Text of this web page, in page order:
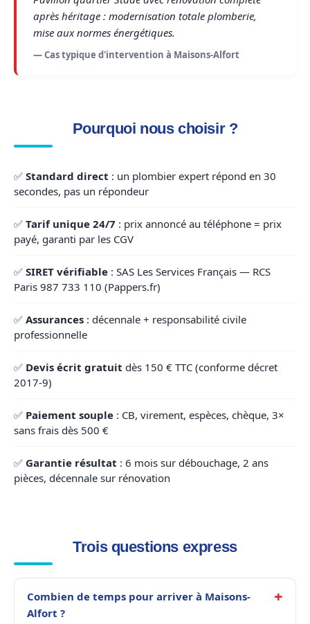
après héritage : modernisation totale plomberie,
mise aux normes énergétiques.
— Cas typique d'intervention à Maisons-Alfort
Pourquoi nous choisir ?
✅ Standard direct : un plombier expert répond en 30
secondes, pas un répondeur
✅ Tarif unique 24/7 : prix annoncé au téléphone = prix
payé, garanti par les CGV
✅ SIRET vérifiable : SAS Les Services Français — RCS
Paris 987 733 110 (Pappers.fr)
✅ Assurances : décennale + responsabilité civile
professionnelle
✅ Devis écrit gratuit dès 150 € TTC (conforme décret
2017-9)
✅ Paiement souple : CB, virement, espèces, chèque, 3×
sans frais dès 500 €
✅ Garantie résultat : 6 mois sur débouchage, 2 ans
pièces, décennale sur rénovation
Trois questions express
Combien de temps pour arriver à Maisons-
Alfort ?